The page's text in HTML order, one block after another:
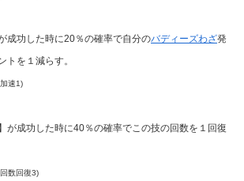
成功した時に20％の確率で自分のバディーズわざ発
トを１減らす。
速1)
が成功した時に40％の確率でこの技の回数を１回復
数回復3)